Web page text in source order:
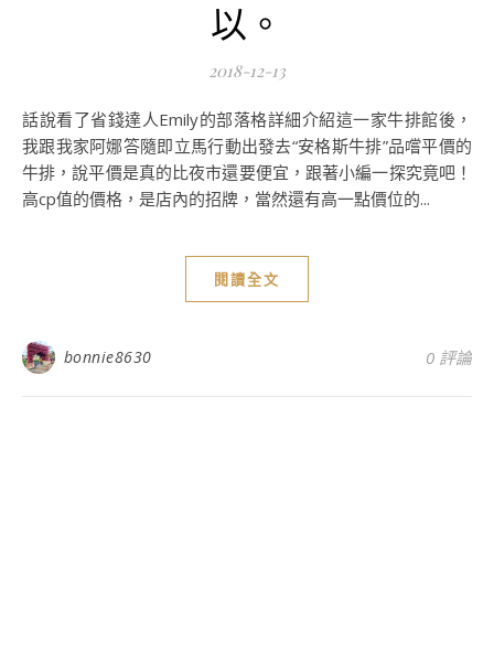
以。
2018-12-13
話說看了省錢達人Emily的部落格詳細介紹這一家牛排館後，
我跟我家阿娜答隨即立馬行動出發去“安格斯牛排”品嚐平價的
牛排，說平價是真的比夜市還要便宜，跟著小編一探究竟吧！
高cp值的價格，是店內的招牌，當然還有高一點價位的...
閱讀全文
bonnie8630 0 評論